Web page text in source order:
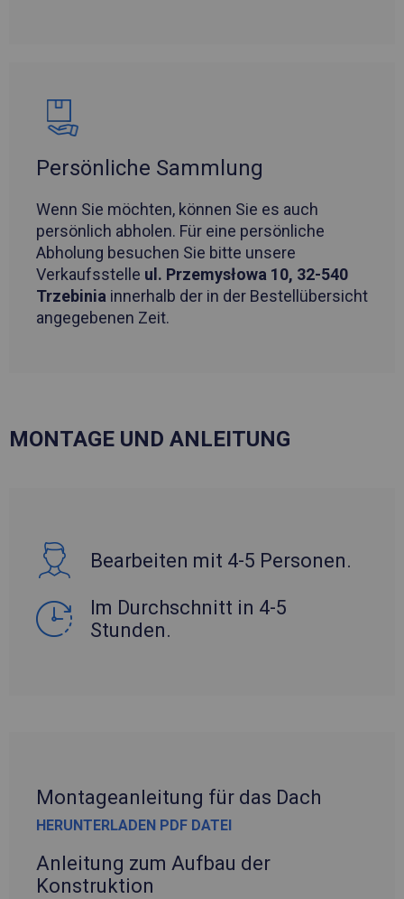
Persönliche Sammlung
Wenn Sie möchten, können Sie es auch
persönlich abholen. Für eine persönliche
Abholung besuchen Sie bitte unsere
Verkaufsstelle ul. Przemysłowa 10, 32-540
Trzebinia innerhalb der in der Bestellübersicht
angegebenen Zeit.
MONTAGE UND ANLEITUNG
Bearbeiten mit 4-5 Personen.
Im Durchschnitt in 4-5
Stunden.
Montageanleitung für das Dach
HERUNTERLADEN PDF DATEI
Anleitung zum Aufbau der
Konstruktion